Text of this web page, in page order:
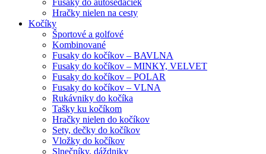
Fusaky do autosedačiek
Hračky nielen na cesty
Kočíky
Športové a golfové
Kombinované
Fusaky do kočíkov – BAVLNA
Fusaky do kočíkov – MINKY, VELVET
Fusaky do kočíkov – POLAR
Fusaky do kočíkov – VLNA
Rukávniky do kočíka
Tašky ku kočíkom
Hračky nielen do kočíkov
Sety, dečky do kočíkov
Vložky do kočíkov
Slnečníky, dáždniky